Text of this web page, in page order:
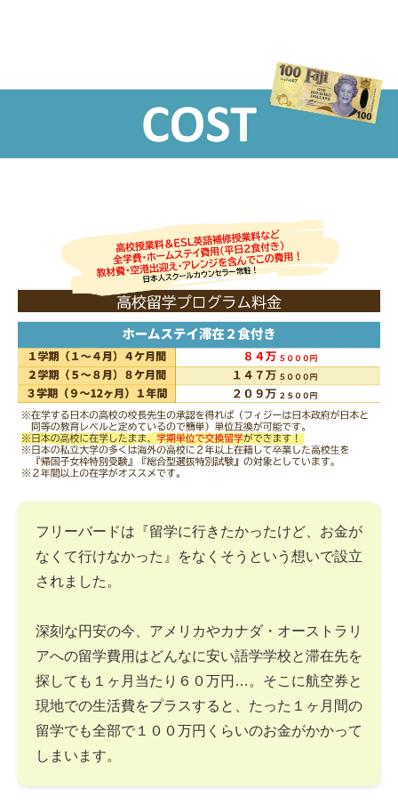
フリーバードは『留学に行きたかったけど、お金が
なくて行けなかった』をなくそうという想いで設立
されました。
深刻な円安の今、アメリカやカナダ・オーストラリ
アへの留学費用はどんなに安い語学学校と滞在先を
探しても１ヶ月当たり６０万円…。そこに航空券と
現地での生活費をプラスすると、たった１ヶ月間の
留学でも全部で１００万円くらいのお金がかかって
しまいます。